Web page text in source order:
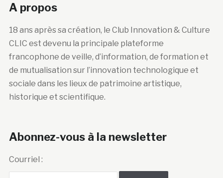
A propos
18 ans après sa création, le Club Innovation & Culture
CLIC est devenu la principale plateforme
francophone de veille, d’information, de formation et
de mutualisation sur l’innovation technologique et
sociale dans les lieux de patrimoine artistique,
historique et scientifique.
Abonnez-vous à la newsletter
Courriel :